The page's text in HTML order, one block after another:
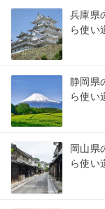
兵庫県
ら使い
静岡県
ら使い
岡山県
ら使い